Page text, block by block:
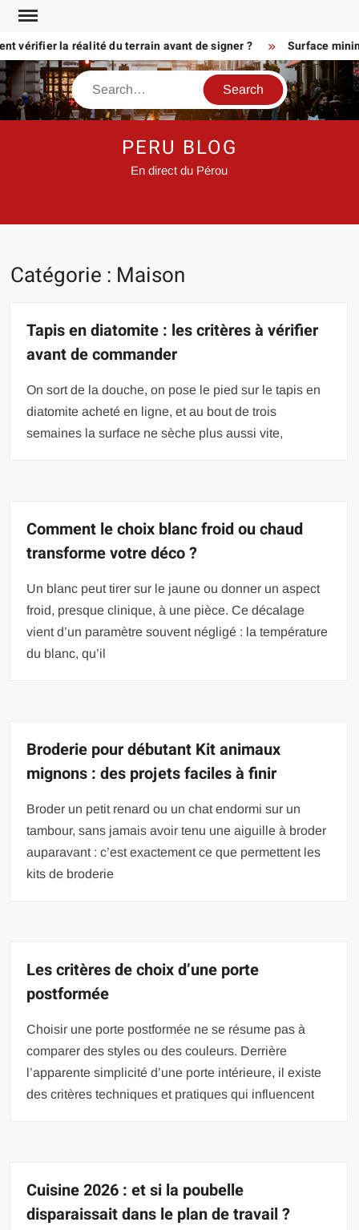
Skip
contentla réalité du terrain avant de signer ? Surface
Search
PERU BLOG
En direct du Pérou
Catégorie : Maison
Tapis en diatomite : les critères à vérifier
avant de commander
On sort de la douche, on pose le pied sur le tapis en
diatomite acheté en ligne, et au bout de trois
semaines la surface ne sèche plus aussi vite,
Comment le choix blanc froid ou chaud
transforme votre déco ?
Un blanc peut tirer sur le jaune ou donner un aspect
froid, presque clinique, à une pièce. Ce décalage
vient d’un paramètre souvent négligé : la température
du blanc, qu’il
Broderie pour débutant Kit animaux
mignons : des projets faciles à finir
Broder un petit renard ou un chat endormi sur un
tambour, sans jamais avoir tenu une aiguille à broder
auparavant : c’est exactement ce que permettent les
kits de broderie
Les critères de choix d’une porte
postformée
Choisir une porte postformée ne se résume pas à
comparer des styles ou des couleurs. Derrière
l’apparente simplicité d’une porte intérieure, il existe
des critères techniques et pratiques qui influencent
Cuisine 2026 : et si la poubelle
disparaissait dans le plan de travail ?